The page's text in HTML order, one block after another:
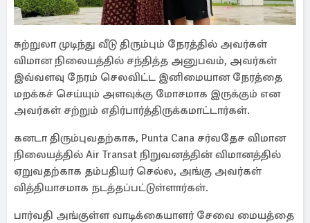
சுற்றுலா முடிந்து வீடு திரும்பும் நேரத்தில் அவர்கள்
விமான நிலையத்தில் சந்தித்த அனுபவம், அவர்கள்
இவ்வளவு நேரம் செலவிட்ட இனிமையான நேரத்தை
மறக்கச் செய்யும் அளவுக்கு மோசமாக இருக்கும் என
அவர்கள் சற்றும் எதிர்பார்த்திருக்கமாட்டார்கள்.
கனடா திரும்புவதற்காக, Punta Cana சர்வதேச விமான
நிலையத்தில் Air Transat நிறுவனத்தின் விமானத்தில்
ஏறுவதற்காக தம்பதியர் செல்ல, அங்கு அவர்கள்
வித்தியாசமாக நடத்தப்பட்டுள்ளார்கள்.
பார்வதி அங்குள்ள வாடிக்கையாளர் சேவை மையத்தை